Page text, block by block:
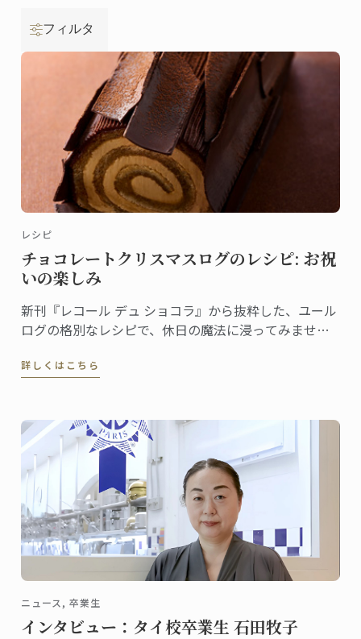
フィルタ
レシピ
チョコレートクリスマスログのレシピ: お祝
いの楽しみ
新刊『レコール デュ ショコラ』から抜粋した、ユール
ログの格別なレシピで、休日の魔法に浸ってみません
ゲストを喜ばせ、クリスマスのテーブルを盛り上げる
詳しくはこちら
ニュース, 卒業生
インタビュー：タイ校卒業生 石田牧子